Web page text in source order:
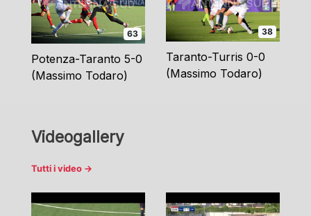
63
Potenza-Taranto 5-0
(Massimo Todaro)
38
Taranto-Turris 0-0
(Massimo Todaro)
Videogallery
Tutti i video →